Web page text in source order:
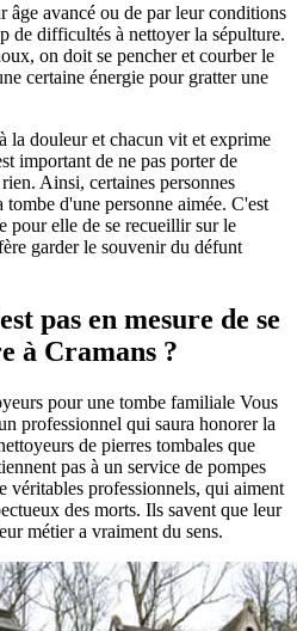
âge avancé ou de par leur conditions
de difficultés à nettoyer la sépulture.
on doit se pencher et courber le
certaine énergie pour gratter une
la douleur et chacun vit et exprime
important de ne pas porter de
Ainsi, certaines personnes
d'une personne aimée. C'est
elle de se recueillir sur le
garder le souvenir du défunt
pas en mesure de se
à Cramans ?
pour une tombe familiale Vous
professionnel qui saura honorer la
de pierres tombales que
pas à un service de pompes
véritables professionnels, qui aiment
des morts. Ils savent que leur
métier a vraiment du sens.